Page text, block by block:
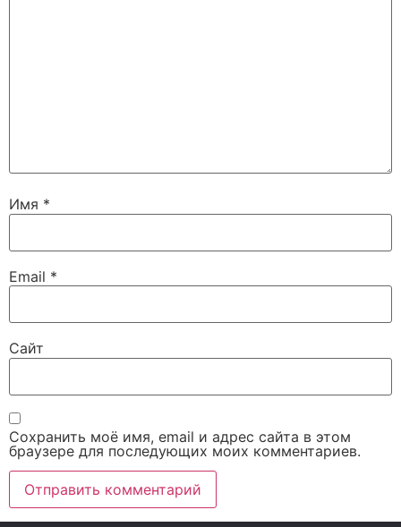
Имя *
Email *
Сайт
Сохранить моё имя, email и адрес сайта в этом
браузере для последующих моих комментариев.